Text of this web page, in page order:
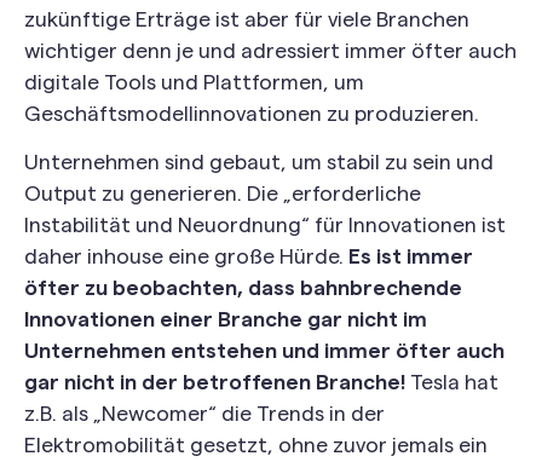
zukünftige Erträge ist aber für viele Branchen
wichtiger denn je und adressiert immer öfter auch
digitale Tools und Plattformen, um
Geschäftsmodellinnovationen zu produzieren.
Unternehmen sind gebaut, um stabil zu sein und
Output zu generieren. Die „erforderliche
Instabilität und Neuordnung“ für Innovationen ist
daher inhouse eine große Hürde. Es ist immer
öfter zu beobachten, dass bahnbrechende
Innovationen einer Branche gar nicht im
Unternehmen entstehen und immer öfter auch
gar nicht in der betroffenen Branche! Tesla hat
z.B. als „Newcomer“ die Trends in der
Elektromobilität gesetzt, ohne zuvor jemals ein